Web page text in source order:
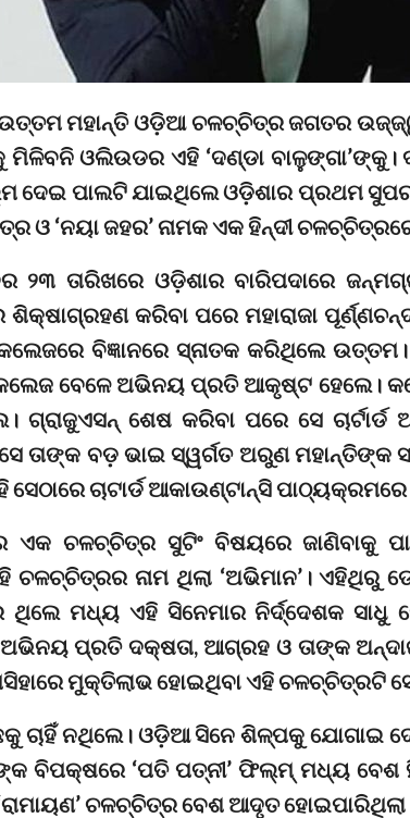
ମହାନ୍ତି ଓଡ଼ିଆ ଚଳଚ୍ଚିତ୍ର ଜଗତର
ମିଳିବନି ଓଲିଉଡର ଏହି ‘ଦଣ୍ଡା ବାଳୁଙ୍ଗା’ଙ୍କୁ।
ଦେଇ ପାଲଟି ଯାଇଥିଲେ ଓଡ଼ିଶାର ପ୍ରଥମ
ଓ ‘ନୟା ଜହର’ ନାମକ ଏକ ହିନ୍ଦୀ
୨୩ ତାରିଖରେ ଓଡ଼ିଶାର ବାରିପଦାରେ
କରିବା ପରେ ମହାରାଜା
ବିଜ୍ଞାନରେ ସ୍ନାତକ କରିଥିଲେ
ବେଳେ ଅଭିନୟ ପ୍ରତି ଆକୃଷ୍ଟ ହେଲେ।
ଗ୍ରାଜୁଏସନ୍ ଶେଷ କରିବା ପରେ ସେ
ତାଙ୍କ ବଡ଼ ଭାଇ ସ୍ୱର୍ଗତ ଅରୁଣ ମହାନ୍ତିଙ୍କ
ସେଠାରେ ଚାଟାର୍ଡ ଆକାଉଣ୍ଟାନ୍ସି
ଏକ ଚଳଚ୍ଚିତ୍ର ସୁଟିଂ ବିଷୟରେ ଜାଣିବାକୁ
ନାମ ଥିଲା ‘ଅଭିମାନ’। ଏହିଥିରୁ
ଥିଲେ ମଧ୍ୟ ଏହି ସିନେମାର ନିର୍ଦ୍ଦେଶକ
ପ୍ରତି ଦକ୍ଷତା, ଆଗ୍ରହ ଓ ତାଙ୍କ
ମୁକ୍ତିଲାଭ ହୋଇଥିବା ଏହି ଚଳଚ୍ଚିତ୍ରଟି
ଚାହିଁ ନଥିଲେ। ଓଡ଼ିଆ ସିନେ ଶିଳ୍ପକୁ ଯୋଗାଇ
ବିପକ୍ଷରେ ‘ପତି ପତ୍ନୀ’ ଫିଲ୍ମ୍ ମଧ୍ୟ ବେଶ
‘ରାମାୟଣ’ ଚଳଚ୍ଚିତ୍ର ବେଶ ଆଦୃତ